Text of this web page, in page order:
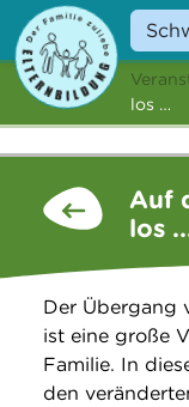
Angebote
News
Über uns
Suche
los …
Auf
los
Der Übergang
ist eine große
Familie. In
den